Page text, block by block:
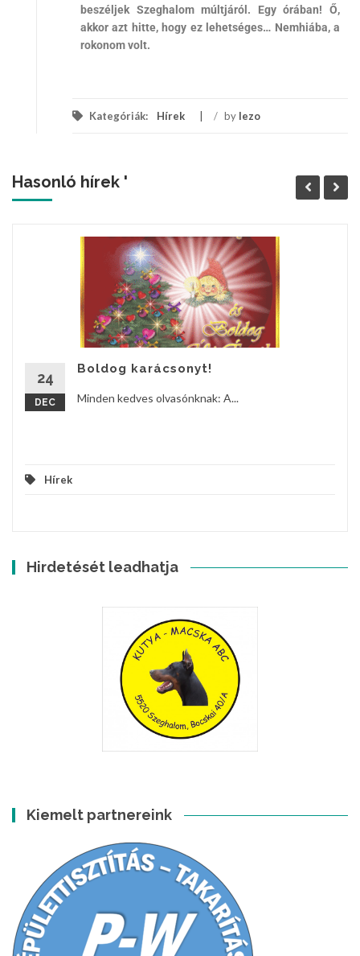
beszéljek Szeghalom múltjáról. Egy órában! Ő,
akkor azt hitte, hogy ez lehetséges… Nemhiába, a
rokonom volt.
Kategóriák: Hírek / by lezo
Hasonló hírek '
24
DEC
Boldog karácsonyt!
Minden kedves olvasónknak: A...
Hírek
Hirdetését leadhatja
Kiemelt partnereink